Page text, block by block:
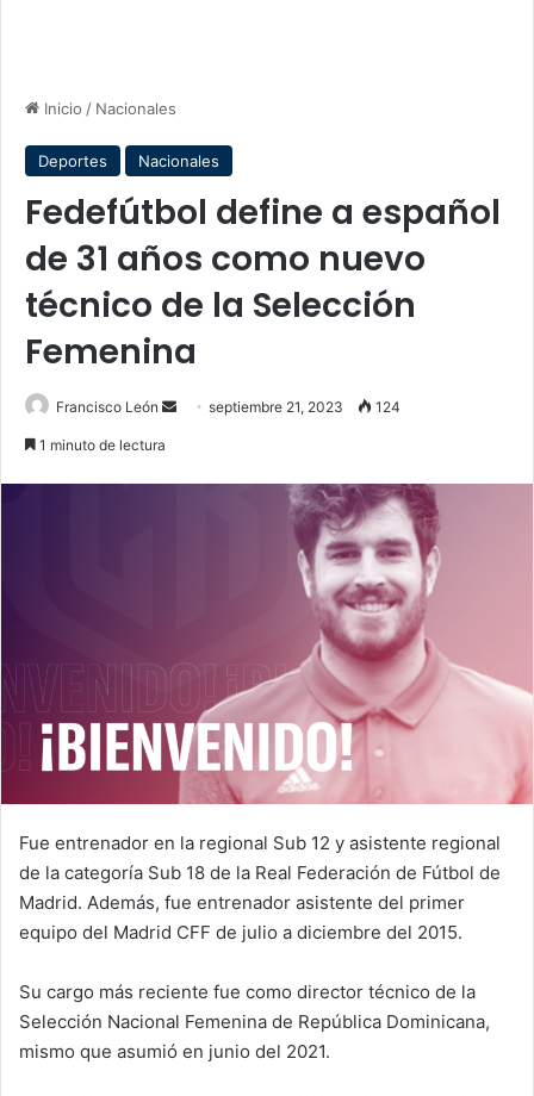
Inicio / Nacionales
Deportes Nacionales
Fedefútbol define a español
de 31 años como nuevo
técnico de la Selección
Femenina
Francisco León
Sendseptiembre 21, 2023 124
1 minuto de lectura
Fue entrenador en la regional Sub 12 y asistente regional
de la categoría Sub 18 de la Real Federación de Fútbol de
Madrid. Además, fue entrenador asistente del primer
equipo del Madrid CFF de julio a diciembre del 2015.
Su cargo más reciente fue como director técnico de la
Selección Nacional Femenina de República Dominicana,
mismo que asumió en junio del 2021.